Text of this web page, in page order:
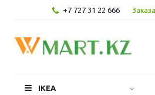
+7 727 31 22 666
IKEA